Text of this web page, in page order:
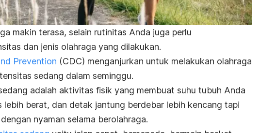
makin terasa, selain rutinitas Anda juga perlu
dan jenis olahraga yang dilakukan.
Prevention (CDC) menganjurkan untuk melakukan olahraga
sedang dalam seminggu.
adalah aktivitas fisik yang membuat suhu tubuh Anda
lebih berat, dan detak jantung berdebar lebih kencang tapi
nyaman selama berolahraga.